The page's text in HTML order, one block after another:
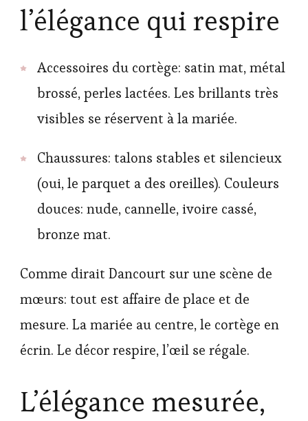
l’élégance qui respire
Accessoires du cortège: satin mat, métal
brossé, perles lactées. Les brillants très
visibles se réservent à la mariée.
Chaussures: talons stables et silencieux
(oui, le parquet a des oreilles). Couleurs
douces: nude, cannelle, ivoire cassé,
bronze mat.
Comme dirait Dancourt sur une scène de
mœurs: tout est affaire de place et de
mesure. La mariée au centre, le cortège en
écrin. Le décor respire, l’œil se régale.
L’élégance mesurée,